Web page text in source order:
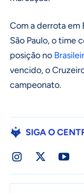
Com a derrota em
São Paulo, o time
posição no
vencido, o
campeonato.
SIGA O